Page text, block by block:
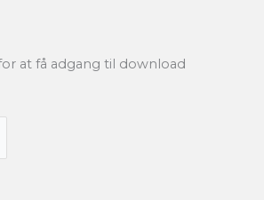
at få adgang til download